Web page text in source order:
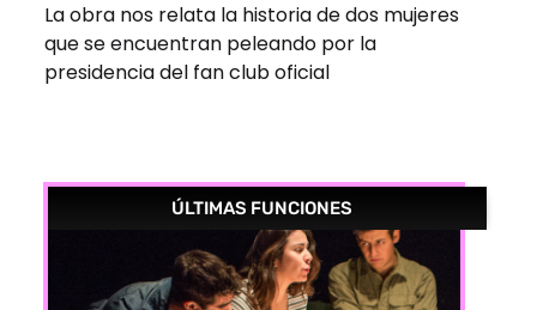
La obra nos relata la historia de dos mujeres
que se encuentran peleando por la
presidencia del fan club oficial
ÚLTIMAS FUNCIONES